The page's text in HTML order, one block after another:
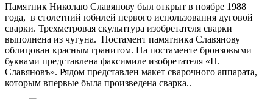
Памятник Николаю Славянову был открыт в ноябре 1988
года, в столетний юбилей первого использования дуговой
сварки. Трехметровая скульптура изобретателя сварки
выполнена из чугуна. Постамент памятника Славянову
облицован красным гранитом. На постаменте бронзовыми
буквами представлена факсимиле изобретателя «Н.
Славяновъ». Рядом представлен макет сварочного аппарата,
которым впервые была произведена сварка..